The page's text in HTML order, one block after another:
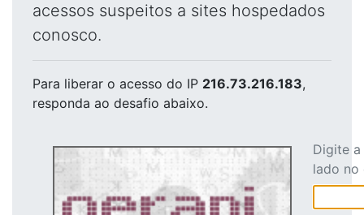
acessos suspeitos a sites hospedados
conosco.
Para liberar o acesso do IP 216.73.216.183,
responda ao desafio abaixo.
Digite
lado no